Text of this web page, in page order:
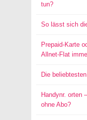
tun?
So lässt sich
Prepaid-Karte
Allnet-Flat
Die
Handynr. orten
ohne Abo?